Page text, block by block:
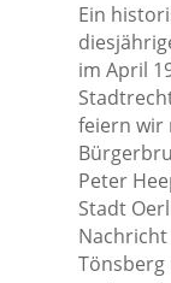
Ein
im April
feiern wir
Peter
Stadt
Tönsberg